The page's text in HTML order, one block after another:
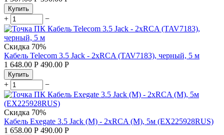
Купить
+ −
Скидка 70%
Кабель Telecom 3.5 Jack - 2хRCA (TAV7183), черный, 5 м
1 648.00 Р 490.00 Р
Купить
+ −
Скидка 70%
Кабель Exegate 3.5 Jack (M) - 2xRCA (M), 5м (EX225928RUS)
1 658.00 Р 490.00 Р